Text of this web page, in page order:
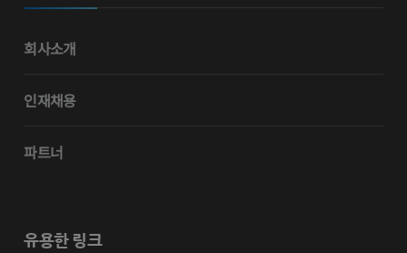
회사소개
인재채용
파트너
유용한 링크